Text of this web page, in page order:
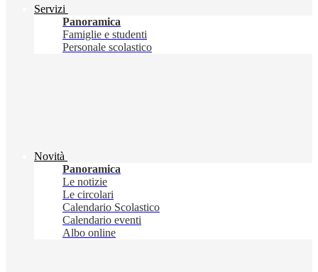
Servizi
Panoramica
Famiglie e studenti
Personale scolastico
Novità
Panoramica
Le notizie
Le circolari
Calendario Scolastico
Calendario eventi
Albo online